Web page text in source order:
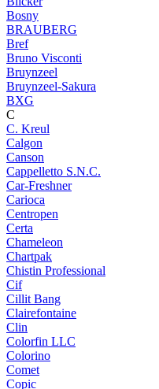
Bosny
BRAUBERG
Bref
Bruno Visconti
Bruynzeel
Bruynzeel-Sakura
BXG
C
C. Kreul
Calgon
Canson
Cappelletto S.N.C.
Car-Freshner
Carioca
Centropen
Certa
Chameleon
Chartpak
Chistin Professional
Cif
Cillit Bang
Clairefontaine
Clin
Colorfin LLC
Colorino
Comet
Copic